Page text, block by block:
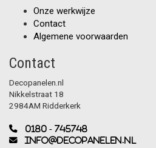
Onze werkwijze
Contact
Algemene voorwaarden
Contact
Decopanelen.nl
Nikkelstraat 18
2984AM Ridderkerk
0180 - 745748
info@decopanelen.nl